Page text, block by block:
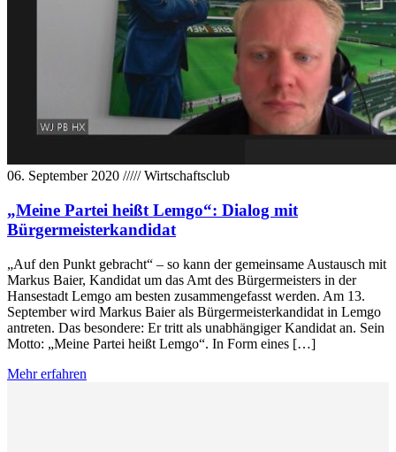
06. September 2020 /////Wirtschaftsclub
„Meine Partei heißt Lemgo“: Dialog mit
Bürgermeisterkandidat
„Auf den Punkt gebracht“ – so kann der gemeinsame Austausch mit
Markus Baier, Kandidat um das Amt des Bürgermeisters in der
Hansestadt Lemgo am besten zusammengefasst werden. Am 13.
September wird Markus Baier als Bürgermeisterkandidat in Lemgo
antreten. Das besondere: Er tritt als unabhängiger Kandidat an. Sein
Motto: „Meine Partei heißt Lemgo“. In Form eines […]
Mehr erfahren